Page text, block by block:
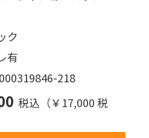
有
218
税込（￥17,000 税